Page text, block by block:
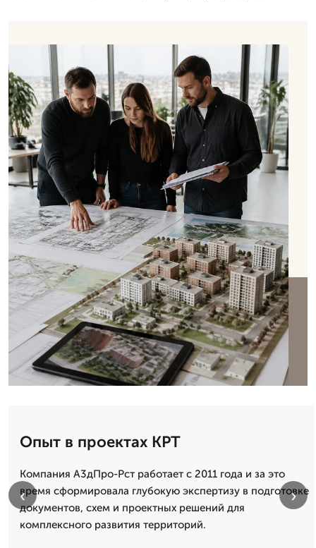
Опыт в проектах КРТ
Компания А3дПро-Рст работает с 2011 года и за это
время сформировала глубокую экспертизу в подготовке
документов, схем и проектных решений для
комплексного развития территорий.
‹ ›